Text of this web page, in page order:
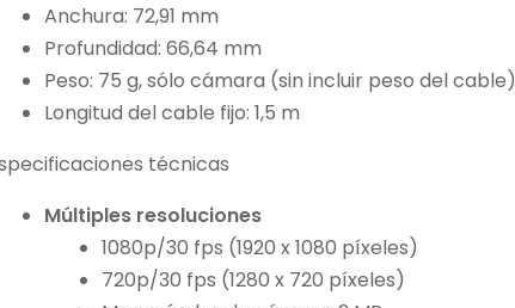
Anchura: 72,91 mm
Profundidad: 66,64 mm
Peso: 75 g, sólo cámara (sin incluir peso del cable)
Longitud del cable fijo: 1,5 m
técnicas
Múltiples resoluciones
1080p/30 fps (1920 x 1080 píxeles)
720p/30 fps (1280 x 720 píxeles)